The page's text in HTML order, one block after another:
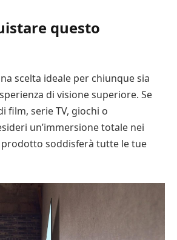
questo
scelta ideale per chiunque sia
di visione superiore. Se
film, serie TV, giochi o
un’immersione totale nei
soddisferà tutte le tue